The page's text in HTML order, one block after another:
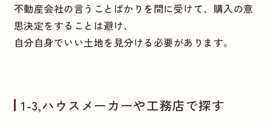
不動産会社の言うことばかりを間に受けて、購入の意
思決定をすることは避け、
自分自身でいい土地を見分ける必要があります。
1-3,ハウスメーカーや工務店で探す